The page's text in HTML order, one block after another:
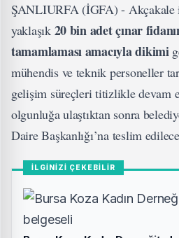
ŞANLIURFA (İGFA) - Akçakale
yaklaşık 20 bin adet çınar
tamamlaması amacıyla dikimi
mühendis ve teknik personeller
gelişim süreçleri titizlikle devam
olgunluğa ulaştıktan sonra
Daire Başkanlığı’na teslim
İLGİNİZİ ÇEKEBİLİR